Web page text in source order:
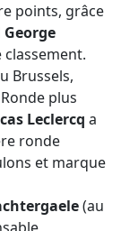
points, grâce
Brussels,
plus
Leclercq a
ronde
et marque
(au